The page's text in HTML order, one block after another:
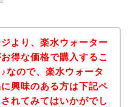
より、楽水ウォーター
得な価格で購入するこ
なので、楽水ウォータ
興味のある方は下記ペ
れてみてはいかがでし